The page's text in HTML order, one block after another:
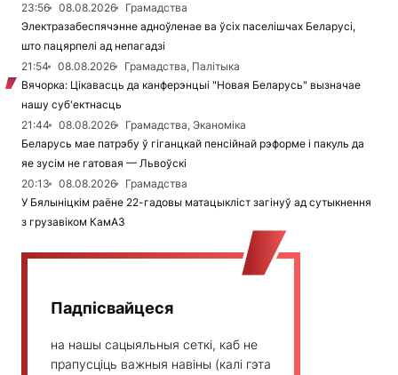
23:56 08.08.2026
Грамадства
Электразабеспячэнне адноўленае ва ўсіх паселішчах Беларусі,
што пацярпелі ад непагадзі
21:54
08.08.2026
Грамадства, Палітыка
Вячорка: Цікавасць да канферэнцыі "Новая Беларусь" вызначае
нашу суб'ектнасць
21:44
08.08.2026
Грамадства, Эканоміка
Беларусь мае патрэбу ў гіганцкай пенсійнай рэформе і пакуль да
яе зусім не гатовая — Львоўскі
20:13
08.08.2026
Грамадства
У Бялыніцкім раёне 22-гадовы матацыкліст загінуў ад сутыкнення
з грузавіком КамАЗ
Падпісвайцеся
на нашы сацыяльныя сеткі, каб не
прапусціць важныя навіны (калі гэта